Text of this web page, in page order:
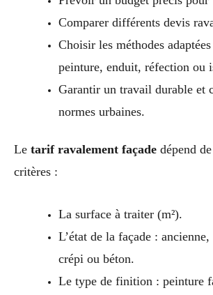
Comparer différents devis
Choisir les méthodes
peinture, enduit, réfection ou
Garantir un travail durable et
normes urbaines.
Le tarif ravalement façade dépend
critères :
La surface à traiter (m²).
L’état de la façade :
crépi ou béton.
Le type de finition : peinture